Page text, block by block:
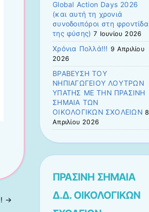
→
Global Action Days 2026
(και αυτή τη χρονιά
συνοδοιπόροι στη φροντίδα
της φύσης) 7 Ιουνίου 2026
Χρόνια Πολλά!!! 9 Απριλίου
2026
ΒΡΑΒΕΥΣΗ ΤΟΥ
ΝΗΠΙΑΓΩΓΕΙΟΥ ΛΟΥΤΡΩΝ
ΥΠΑΤΗΣ ΜΕ ΤΗΝ ΠΡΑΣΙΝΗ
ΣΗΜΑΙΑ ΤΩΝ
ΟΙΚΟΛΟΓΙΚΩΝ ΣΧΟΛΕΙΩΝ 8
Απριλίου 2026
ΠΡΑΣΙΝΗ ΣΗΜΑΙΑ
Δ.Δ. ΟΙΚΟΛΟΓΙΚΩΝ